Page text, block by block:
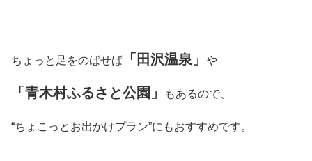
ちょっと足をのばせば 「田沢温泉」 や
「青木村ふるさと公園」 もあるので、
“ちょこっとお出かけプラン”にもおすすめです。